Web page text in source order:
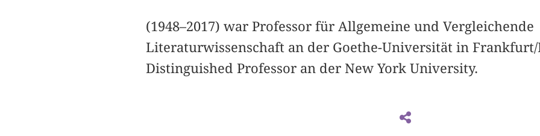
(1948–2017) war Professor für Allgemeine und Vergleichende
Literaturwissenschaft an der Goethe-Universität in
Distinguished Professor an der New York University.